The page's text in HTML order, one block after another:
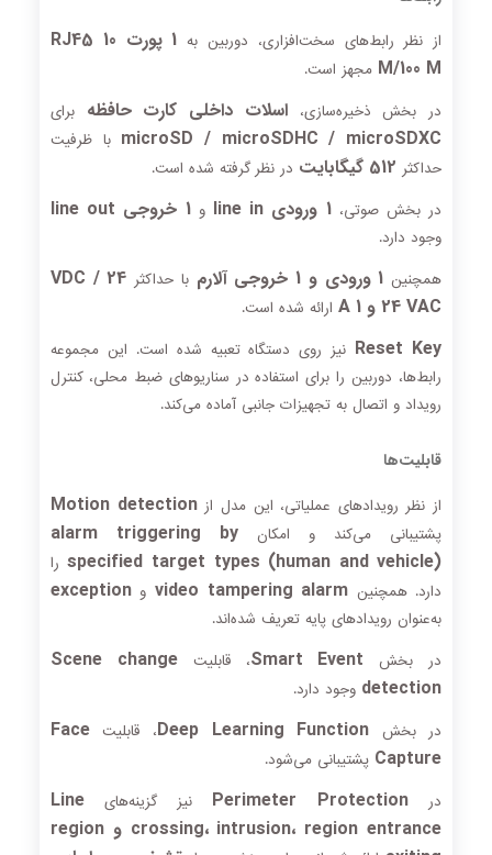
از نظر رابط‌های سخت‌افزاری، دوربین به
1 پورت RJ45 10
M/100 M مجهز است.
در بخش ذخیره‌سازی،اسلات داخلی کارت حافظه برای
microSD / microSDHC / microSDXC با ظرفیت
حداکثر 512 گیگابایت
در نظر گرفته شده است.
در بخش صوتی،1 ورودی line in و1 خروجی line out
وجود دارد.
همچنین 1 ورودی و 1 خروجی آلارم با حداکثر
24 VDC /
24 VAC و 1 A
ارائه شده است.
Reset Key نیز روی دستگاه تعبیه شده است. این مجموعه
رابط‌ها، دوربین را برای استفاده در سناریوهای ضبط محلی، کنترل
رویداد و اتصال به تجهیزات جانبی آماده می‌کند.
قابلیت‌ها
از نظر رویدادهای عملیاتی، این مدل ازMotion detection
پشتیبانی می‌کند و امکانalarm triggering by
specified target types (human and vehicle)را
دارد. همچنین video tampering alarm وexception
به‌عنوان رویدادهای پایه تعریف شده‌اند.
در بخش Smart Event، قابلیتScene change
detection وجود دارد.
در بخش Deep Learning Function، قابلیتFace
Capture پشتیبانی می‌شود.
درPerimeter Protection نیز گزینه‌هایLine
crossing، intrusion، region entrance و region